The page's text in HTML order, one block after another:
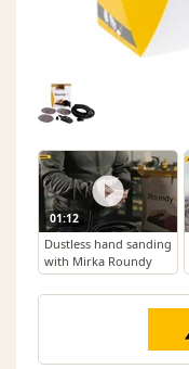
01:12
Dustless hand sanding
with Mirka Roundy